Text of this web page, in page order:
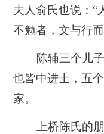
夫人俞氏也说：“
不勉者，文与行
陈辅三个儿
也皆中进士，五
家。
上桥陈氏的